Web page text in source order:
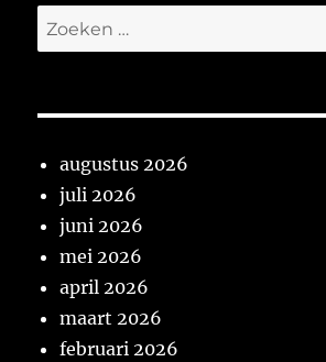
Zoeken
naar:
augustus 2026
juli 2026
juni 2026
mei 2026
april 2026
maart 2026
februari 2026